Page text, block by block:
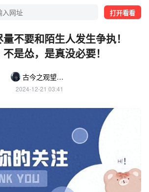
打开看看
不要和陌生人发生争执！
是怂，是真没必要！
古今之观望日记
2024-12-21 03:41